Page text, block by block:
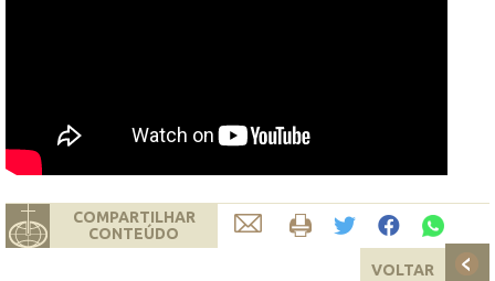
COMPARTILHAR
CONTEÚDO
VOLTAR